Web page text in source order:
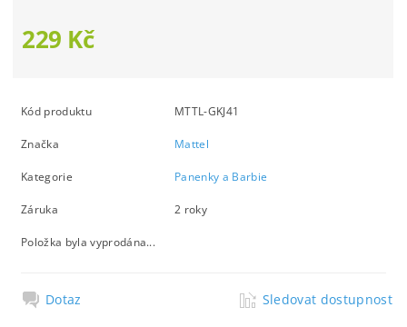
229 Kč
Kód produktu MTTL-GKJ41
Značka Mattel
Kategorie Panenky a Barbie
Záruka 2 roky
Položka byla vyprodána...
Dotaz Sledovat dostupnost